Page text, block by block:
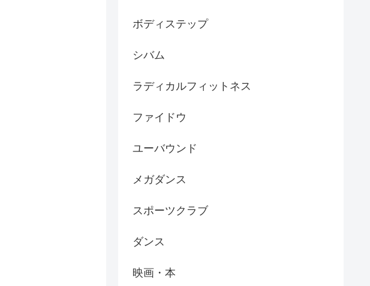
ボディステップ
シバム
ラディカルフィットネス
ファイドウ
ユーバウンド
メガダンス
スポーツクラブ
ダンス
映画・本